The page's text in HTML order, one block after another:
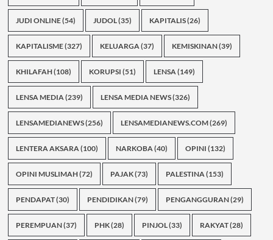
JUDI ONLINE(54) JUDOL(35) KAPITALIS(26)
KAPITALISME(327) KELUARGA(37) KEMISKINAN(39)
KHILAFAH(108) KORUPSI (51) LENSA(149)
LENSA MEDIA(239) LENSA MEDIA NEWS(326)
LENSAMEDIANEWS(256) LENSAMEDIANEWS.COM(269)
LENTERA AKSARA(100) NARKOBA(40) OPINI (132)
OPINI MUSLIMAH(72) PAJAK(73) PALESTINA(153)
PENDAPAT(30) PENDIDIKAN(79) PENGANGGURAN(29)
PEREMPUAN(37) PHK(28) PINJOL(33) RAKYAT(28)